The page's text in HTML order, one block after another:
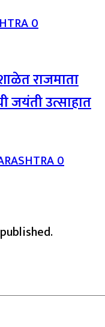
0
राजमाता
जयंती उत्साहात
0